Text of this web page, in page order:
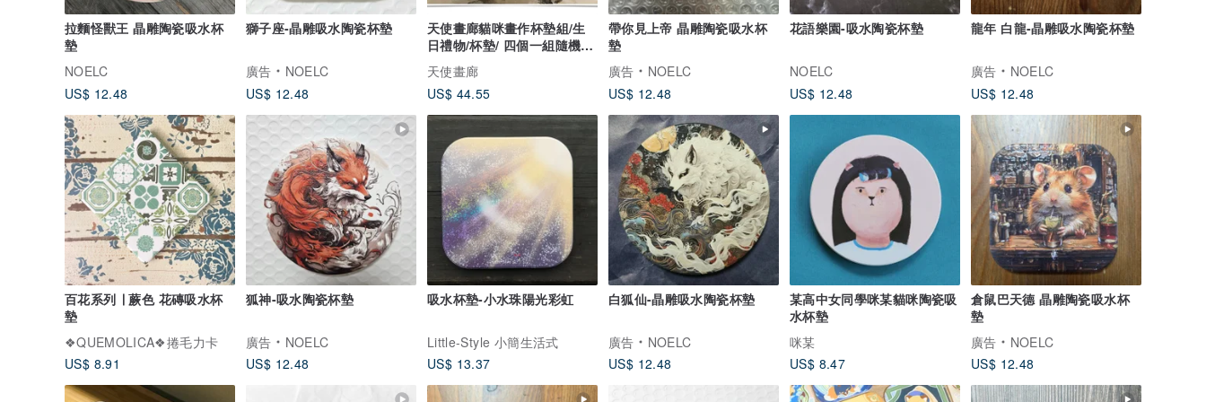
拉麵怪獸王 晶雕陶瓷吸水杯
墊
NOELC
US$ 12.48
獅子座-晶雕吸水陶瓷杯墊
廣告
NOELC
US$ 12.48
天使畫廊貓咪畫作杯墊組/生
日禮物/杯墊/ 四個一組隨機出
天使畫廊
US$ 44.55
帶你見上帝 晶雕陶瓷吸水杯
墊
廣告
NOELC
US$ 12.48
花語樂園-吸水陶瓷杯墊
NOELC
US$ 12.48
龍年 白龍-晶雕吸水陶瓷杯墊
廣告
NOELC
US$ 12.48
百花系列 ∣ 蕨色 花磚吸水杯
墊
❖QUEMOLICA❖捲毛力卡
US$ 8.91
狐神-吸水陶瓷杯墊
廣告
NOELC
US$ 12.48
吸水杯墊-小水珠陽光彩虹
Little-Style 小簡生活式
US$ 13.37
白狐仙-晶雕吸水陶瓷杯墊
廣告
NOELC
US$ 12.48
某高中女同學咪某貓咪陶瓷吸
水杯墊
咪某
US$ 8.47
倉鼠巴天德 晶雕陶瓷吸水杯
墊
廣告
NOELC
US$ 12.48